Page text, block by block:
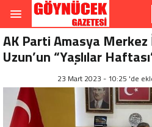
AK Parti Amasya Merkez
Uzun’un “Yaşlılar
23 Mart 2023 - 10:25 'de